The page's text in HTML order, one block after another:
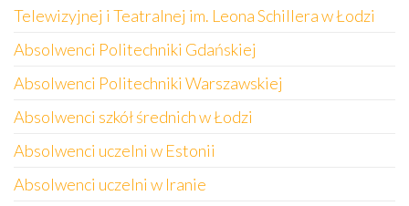
Telewizyjnej i Teatralnej im. Leona Schillera w Łodzi
Absolwenci Politechniki Gdańskiej
Absolwenci Politechniki Warszawskiej
Absolwenci szkół średnich w Łodzi
Absolwenci uczelni w Estonii
Absolwenci uczelni w Iranie